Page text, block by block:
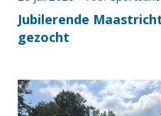
Jubilerende
gezocht